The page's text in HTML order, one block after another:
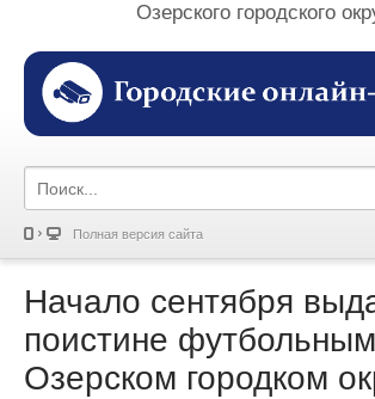
Озерского городского
Полная версия сайта
Начало сентября
поистине
Озерском городком